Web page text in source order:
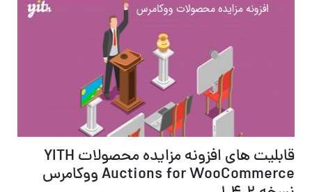
قابلیت های افزونه مزایده محصولات YITH
Auctions for WooCommerce ووکامرس